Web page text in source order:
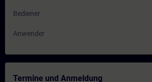
Bediener
Anwender
Termine und Anmeldung